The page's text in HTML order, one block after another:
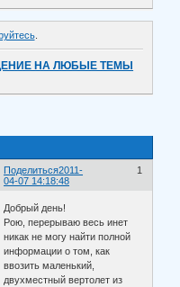
.
НА ЛЮБЫЕ ТЕМЫ
Поделиться 1
2011-
04-07 14:18:48
Добрый день!
Рою, перерываю весь инет
никак не могу найти полной
информации о том, как
ввозить маленький,
двухместный вертолет из